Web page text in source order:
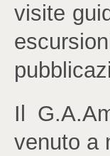
visite
Il
venuto a